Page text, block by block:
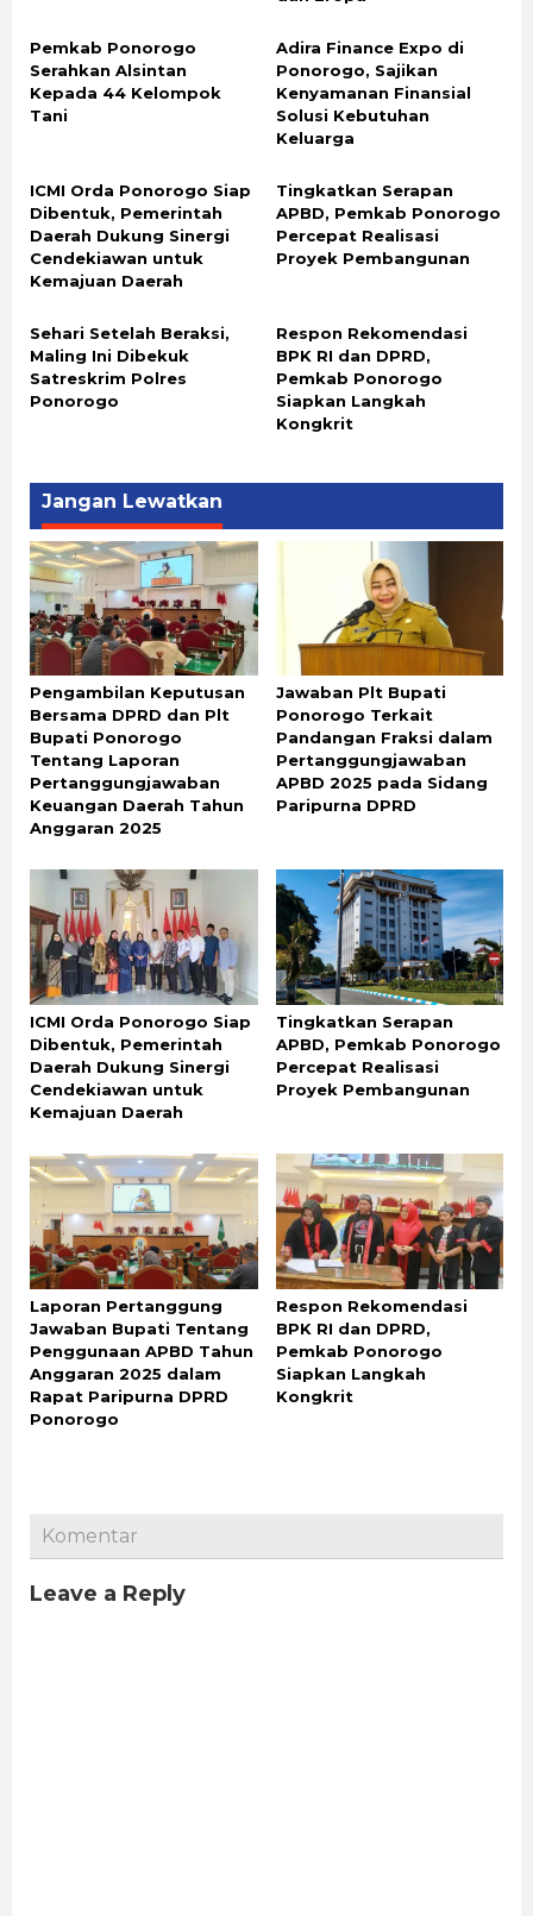
Pemkab Ponorogo
Serahkan Alsintan
Kepada 44 Kelompok
Tani
Adira Finance Expo di
Ponorogo, Sajikan
Kenyamanan Finansial
Solusi Kebutuhan
Keluarga
ICMI Orda Ponorogo Siap
Dibentuk, Pemerintah
Daerah Dukung Sinergi
Cendekiawan untuk
Kemajuan Daerah
Tingkatkan Serapan
APBD, Pemkab Ponorogo
Percepat Realisasi
Proyek Pembangunan
Sehari Setelah Beraksi,
Maling Ini Dibekuk
Satreskrim Polres
Ponorogo
Respon Rekomendasi
BPK RI dan DPRD,
Pemkab Ponorogo
Siapkan Langkah
Kongkrit
Jangan Lewatkan
Pengambilan Keputusan
Bersama DPRD dan Plt
Bupati Ponorogo
Tentang Laporan
Pertanggungjawaban
Keuangan Daerah Tahun
Anggaran 2025
Jawaban Plt Bupati
Ponorogo Terkait
Pandangan Fraksi dalam
Pertanggungjawaban
APBD 2025 pada Sidang
Paripurna DPRD
ICMI Orda Ponorogo Siap
Dibentuk, Pemerintah
Daerah Dukung Sinergi
Cendekiawan untuk
Kemajuan Daerah
Tingkatkan Serapan
APBD, Pemkab Ponorogo
Percepat Realisasi
Proyek Pembangunan
Laporan Pertanggung
Jawaban Bupati Tentang
Penggunaan APBD Tahun
Anggaran 2025 dalam
Rapat Paripurna DPRD
Ponorogo
Respon Rekomendasi
BPK RI dan DPRD,
Pemkab Ponorogo
Siapkan Langkah
Kongkrit
Komentar
Leave a Reply